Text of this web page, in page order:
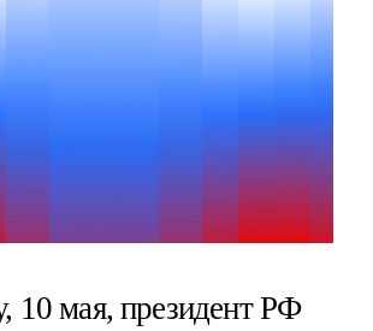
10 мая, президент РФ